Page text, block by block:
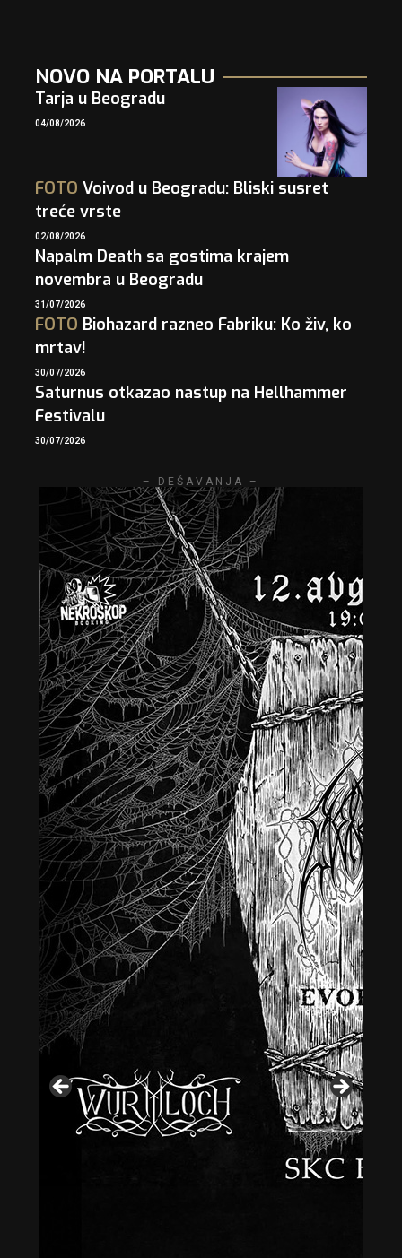
NOVO NA PORTALU
Tarja u Beogradu
04/08/2026
FOTO Voivod u Beogradu: Bliski susret
treće vrste
02/08/2026
Napalm Death sa gostima krajem
novembra u Beogradu
31/07/2026
FOTO Biohazard razneo Fabriku: Ko živ, ko
mrtav!
30/07/2026
Saturnus otkazao nastup na Hellhammer
Festivalu
30/07/2026
– DEŠAVANJA –